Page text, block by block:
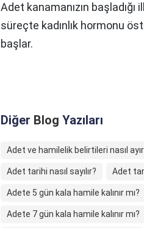
Adet kanamanızın
süreçte kadınlık hormonu
başlar.
Diğer Blog Yazıları
Adet ve hamilelik belirtileri nasıl
Adet tarihi nasıl sayılır? Adet
Adete 5 gün kala hamile kalınır mı?
Adete 7 gün kala hamile kalınır mı?